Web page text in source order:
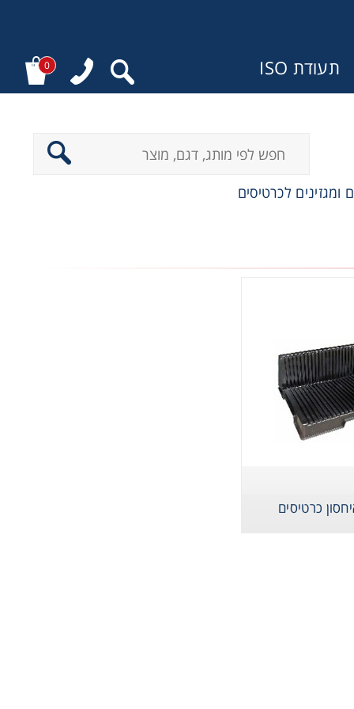
תעודת ISO 0
ומגזינים לכרטיסים
כרטיסים